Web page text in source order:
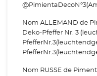
Nom ALLEMAND de
Deko-Pfeffer Nr. 3
Nom RUSSE de